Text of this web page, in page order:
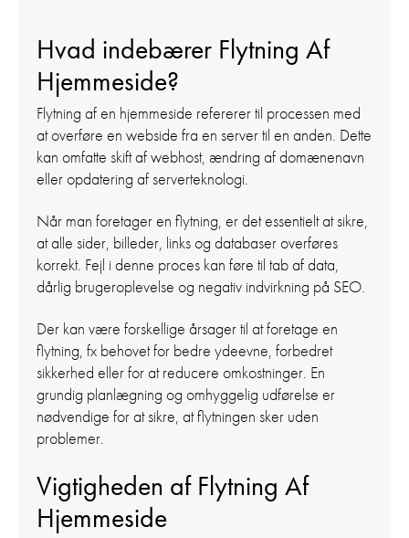
Hvad indebærer Flytning Af
Hjemmeside?
Flytning af en hjemmeside refererer til processen med
at overføre en webside fra en server til en anden. Dette
kan omfatte skift af webhost, ændring af domænenavn
eller opdatering af serverteknologi.
Når man foretager en flytning, er det essentielt at sikre,
at alle sider, billeder, links og databaser overføres
korrekt. Fejl i denne proces kan føre til tab af data,
dårlig brugeroplevelse og negativ indvirkning på SEO.
Der kan være forskellige årsager til at foretage en
flytning, fx behovet for bedre ydeevne, forbedret
sikkerhed eller for at reducere omkostninger. En
grundig planlægning og omhyggelig udførelse er
nødvendige for at sikre, at flytningen sker uden
problemer.
Vigtigheden af Flytning Af
Hjemmeside